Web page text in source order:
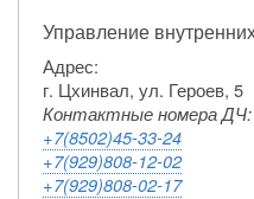
Управление
Адрес:
г. Цхинвал, ул. Героев, 5
Контактные номера ДЧ:
+7(8502)45-33-24
+7(929)808-12-02
+7(929)808-02-17